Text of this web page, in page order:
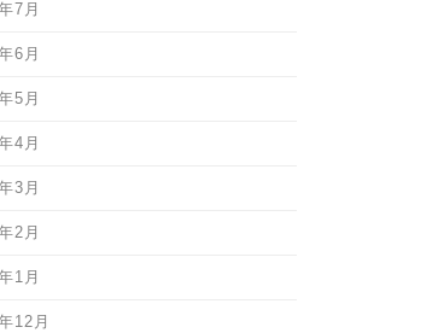
7月
6月
5月
4月
3月
2月
1月
12月